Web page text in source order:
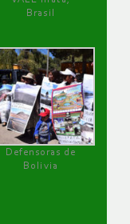
Brasil
Defensoras de
Bolivia